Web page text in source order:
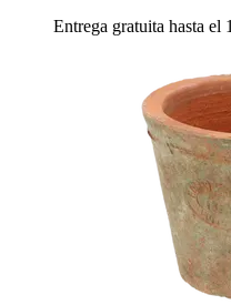
Entrega gratuita hasta el